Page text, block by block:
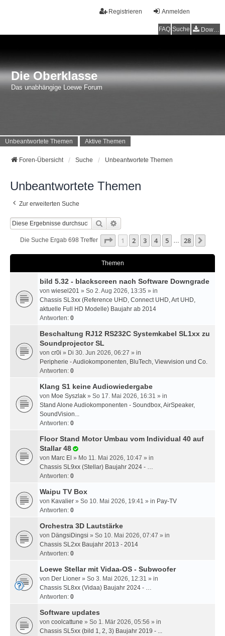
Anmelden
Registrieren
FAQ Suche Downloads
Die Oberklasse
Das unabhängige Loewe Forum
Unbeantwortete Themen Aktive Themen
Foren-Übersicht Suche Unbeantwortete Themen
Unbeantwortete Themen
Zur erweiterten Suche
Suche
Die Suche Ergab 698 Treffer Seite 1Von 28
1 2 3 4 5 … 28
Themen
bild 5.32 - blackscreen nach Software Downgrade
von wiesel201 » So 2. Aug 2026, 13:35 » in
Chassis SL3xx (Reference UHD, Connect UHD, Art UHD,
aktuelle Full HD Modelle) Baujahr ab 2014
Antworten: 0
Beschaltung RJ12 RS232C Systemkabel SL1xx zu
Soundprojector SL
von cr0i » Di 30. Jun 2026, 06:27 » in
Peripherie - Audiokomponenten, BluTech, Viewvision und Co.
Antworten: 0
Klang S1 keine Audiowiedergabe
von Moe Syszlak » So 17. Mai 2026, 16:31 » in
Stand Alone Audiokomponenten - Soundbox, AirSpeaker,
SoundVision...
Antworten: 0
Floor Stand Motor Umbau vom Individual 40 auf
Stallar 48
von Marc El » Mo 11. Mai 2026, 10:47 » in
Chassis SL9xx (Stellar) Baujahr 2024 - …
Antworten: 0
Waipu TV Box
von Kavalier » So 10. Mai 2026, 19:41 » in Pay-TV
Antworten: 0
Orchestra 3D Lautstärke
von DängsiDingsi » So 10. Mai 2026, 07:47 » in
Chassis SL2xx Baujahr 2013 - 2014
Antworten: 0
Loewe Stellar mit Vidaa-OS - Subwoofer
von Der Lioner » So 3. Mai 2026, 12:31 » in
Chassis SL8xx (Vidaa) Baujahr 2024 - …
Antworten: 0
Software updates
von coolcattune » So 1. Mär 2026, 05:56 » in
Chassis SL5xx (bild 1, 2, 3) Baujahr 2019 - ...